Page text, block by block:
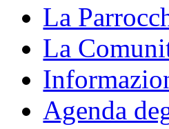
La
La
Agenda